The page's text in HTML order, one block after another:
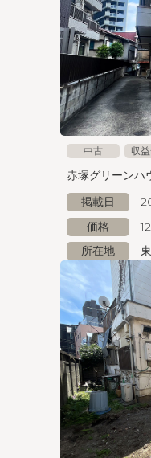
赤塚グリーンハ
掲載日
価格
所在地
中古 収